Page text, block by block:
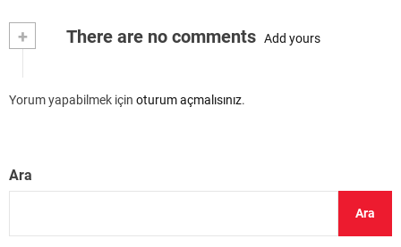
+ There are no comments Add yours
Yorum yapabilmek için oturum açmalısınız.
Ara
Ara